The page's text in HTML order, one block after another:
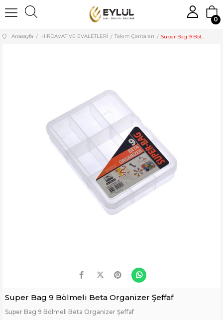
0
Anasayfa HIRDAVAT VE EVALETLERİ Takım Çantaları
Super Bag 9 Bölmeli Beta Organizer Şeffaf
Super Bag 9 Bölmeli Beta Organizer Şeffaf